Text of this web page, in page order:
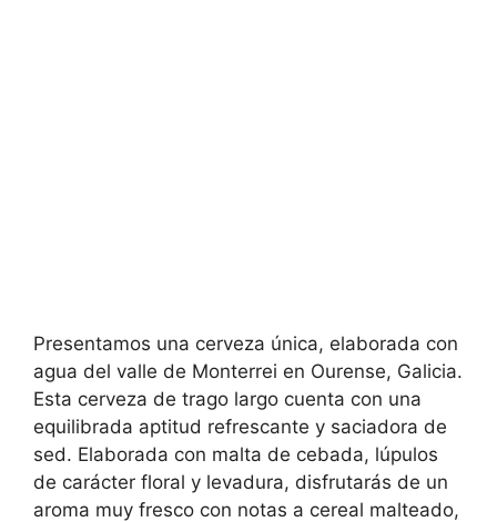
Presentamos una cerveza única, elaborada con
agua del valle de Monterrei en Ourense, Galicia.
Esta cerveza de trago largo cuenta con una
equilibrada aptitud refrescante y saciadora de
sed. Elaborada con malta de cebada, lúpulos
de carácter floral y levadura, disfrutarás de un
aroma muy fresco con notas a cereal malteado,